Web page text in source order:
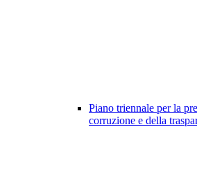
Piano triennale per la
corruzione e della